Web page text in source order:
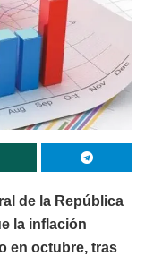
de la República
la inflación
en octubre, tras